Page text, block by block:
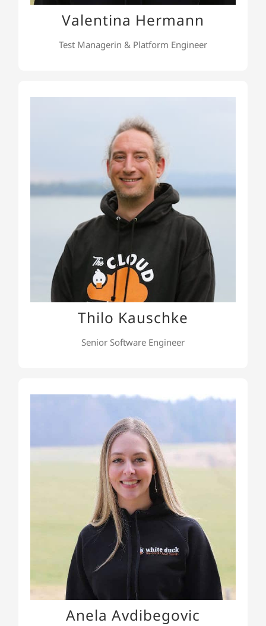
Valentina Hermann
Test Managerin & Platform Engineer
Thilo Kauschke
Senior Software Engineer
Thilo Kauschke
Thilo ist Senior Software Engineer mit mehr als 15
Jahren Erfahrung in der Produktentwicklung und
hat entsprechend Erfahrung in der
Implementierung und Pflege inkrementell
wachsender Backend-Architekturen.
Anela Avdibegovic
Anela Avdibegovic
Anela ist unsere Marketing Managerin. Die
Organisation von (online) Events, Entwicklung
von Marketingmaterialien, sowie die Koordination
der Online- Präsenz (Website, SEO und Social
Media Marketing, PR) gehören zu ihrem